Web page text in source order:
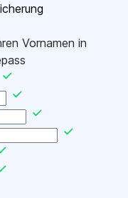
Vornamen in